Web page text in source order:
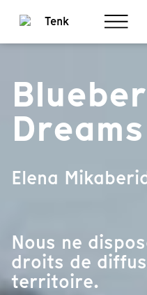
Dreams
Elena
Nous ne
droits de
territoire.